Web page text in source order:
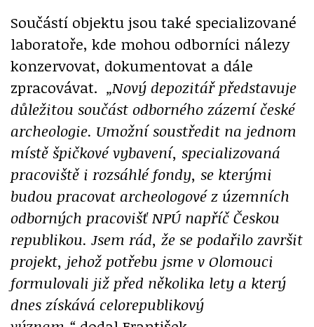
Součástí objektu jsou také specializované
laboratoře, kde mohou odborníci nálezy
konzervovat, dokumentovat a dále
zpracovávat. „Nový depozitář představuje
důležitou součást odborného zázemí české
archeologie. Umožní soustředit na jednom
místě špičkové vybavení, specializovaná
pracoviště i rozsáhlé fondy, se kterými
budou pracovat archeologové z územních
odborných pracovišť NPÚ napříč Českou
republikou. Jsem rád, že se podařilo završit
projekt, jehož potřebu jsme v Olomouci
formulovali již před několika lety a který
dnes získává celorepublikový